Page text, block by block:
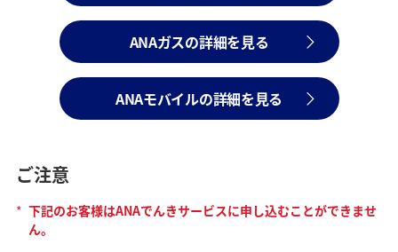
ANAガスの詳細を見る
ANAモバイルの詳細を見る
ご注意
* 下記のお客様はANAでんきサービスに申し込むことができませ
ん。